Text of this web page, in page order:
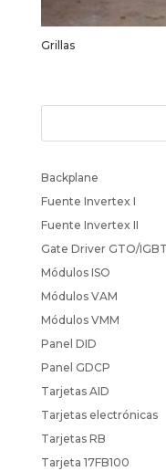
Grillas
Backplane
Fuente Invertex I
Fuente Invertex II
Gate Driver GTO/IGBT
Módulos ISO
Módulos VAM
Módulos VMM
Panel DID
Panel GDCP
Tarjetas AID
Tarjetas electrónicas
Tarjetas RB
Tarjeta 17FB100